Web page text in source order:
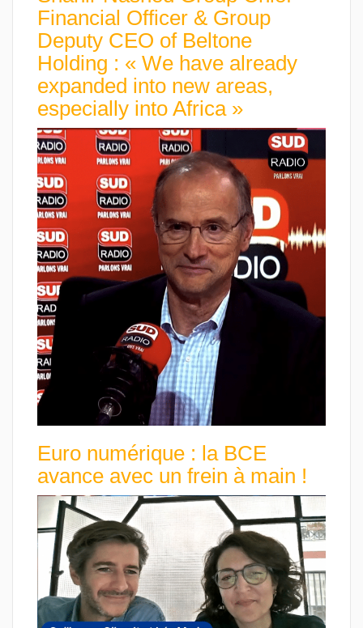
Financial Officer & Group
Deputy CEO of Beltone
Holding : « We have already
expanded into new areas,
especially into Africa »
Euro numérique : la BCE
avance avec un frein à main !